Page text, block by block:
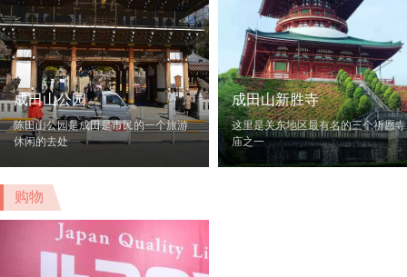
成田山公园
陈田山公园是成田是市民的一个旅游
休闲的去处
成田山新胜寺
这里是关东地区最有名的三个祈愿寺
庙之一
购物